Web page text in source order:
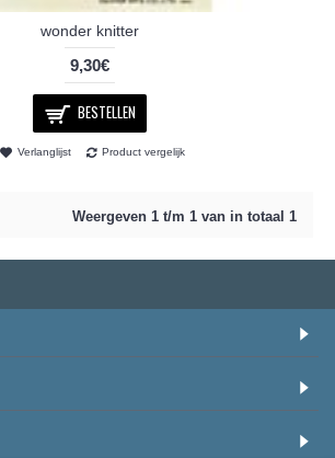
wonder knitter
9,30€
BESTELLEN
Verlanglijst Product vergelijk
Weergeven 1 t/m 1 van in totaal 1